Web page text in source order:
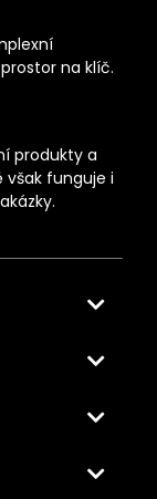
na klíč.
produkty a
však funguje i